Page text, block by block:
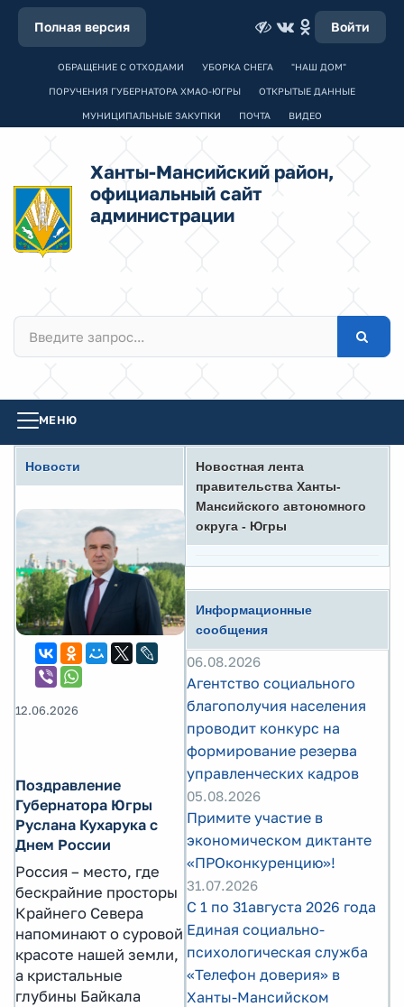
Полная версия Войти
ОБРАЩЕНИЕ С ОТХОДАМИ УБОРКА СНЕГА "НАШ ДОМ"
ПОРУЧЕНИЯ ГУБЕРНАТОРА ХМАО-ЮГРЫ ОТКРЫТЫЕ ДАННЫЕ
МУНИЦИПАЛЬНЫЕ ЗАКУПКИ ПОЧТА ВИДЕО
Ханты-Мансийский район,
официальный сайт
администрации
МЕНЮ
Новости
12.06.2026
Поздравление
Губернатора Югры
Руслана Кухарука с
Днем России
Россия – место, где
бескрайние просторы
Крайнего Севера
напоминают о суровой
красоте нашей земли,
а кристальные
глубины Байкала
Новостная лента
правительства Ханты-
Мансийского автономного
округа - Югры
Информационные
сообщения
06.08.2026
Агентство социального
благополучия населения
проводит конкурс на
формирование резерва
управленческих кадров
05.08.2026
Примите участие в
экономическом диктанте
«ПРОконкуренцию»!
31.07.2026
С 1 по 31августа 2026 года
Единая социально-
психологическая служба
«Телефон доверия» в
Ханты-Мансийском